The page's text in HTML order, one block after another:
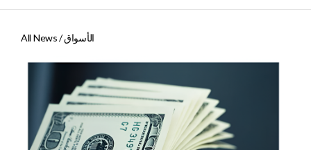
All News /الأسواق